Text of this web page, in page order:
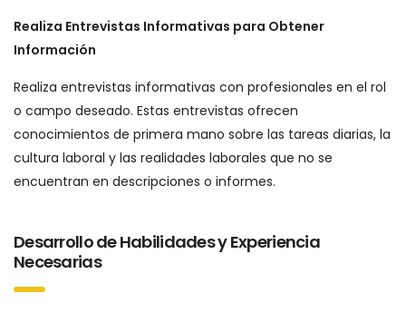
Realiza Entrevistas Informativas para Obtener
Información
Realiza entrevistas informativas con profesionales en el rol
o campo deseado. Estas entrevistas ofrecen
conocimientos de primera mano sobre las tareas diarias, la
cultura laboral y las realidades laborales que no se
encuentran en descripciones o informes.
Desarrollo de Habilidades y Experiencia
Necesarias